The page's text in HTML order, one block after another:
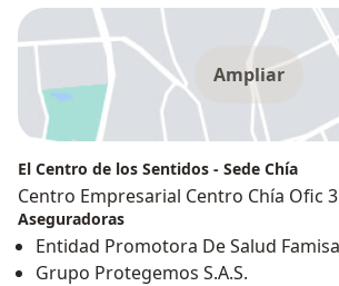
Ampliar
El Centro de los Sentidos - Sede Chía
Centro Empresarial Centro Chía Ofic
Aseguradoras
Entidad Promotora De Salud
Grupo Protegemos S.A.S.